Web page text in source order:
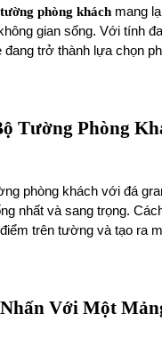
phòng khách mang
gian sống. Với tính
đang trở thành lựa chọn
Tường Phòng
phòng khách với đá
nhất và sang trọng.
trên tường và tạo ra
Với Một